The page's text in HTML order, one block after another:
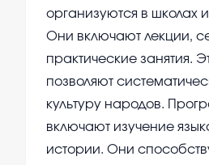
организуются в школах
Они включают лекции,
практические занятия.
позволяют
культуру народов.
включают изучение
истории. Они